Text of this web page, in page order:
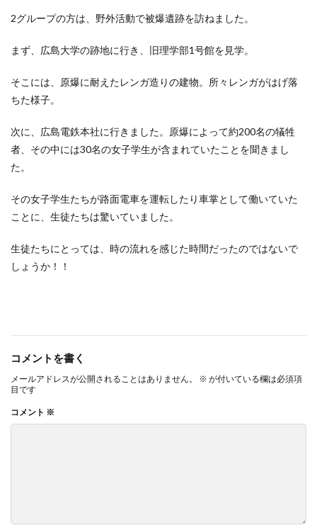
2グループの方は、野外活動で被爆遺跡を訪ねました。
まず、広島大学の跡地に行き、旧理学部1号館を見学。
そこには、原爆に耐えたレンガ造りの建物。所々レンガがはげ落
ちた様子。
次に、広島電鉄本社に行きました。原爆によって約200名の犠牲
者、その中には30名の女子学生が含まれていたことを聞きまし
た。
その女子学生たちが路面電車を運転したり車掌として働いていた
ことに、生徒たちは驚いていました。
生徒たちにとっては、時の流れを感じた時間だったのではないで
しょうか！！
コメントを書く
メールアドレスが公開されることはありません。 ※ が付いている欄は必須項
目です
コメント ※